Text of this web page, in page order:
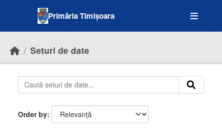
Primăria Timișoara
Seturi de date
Order by